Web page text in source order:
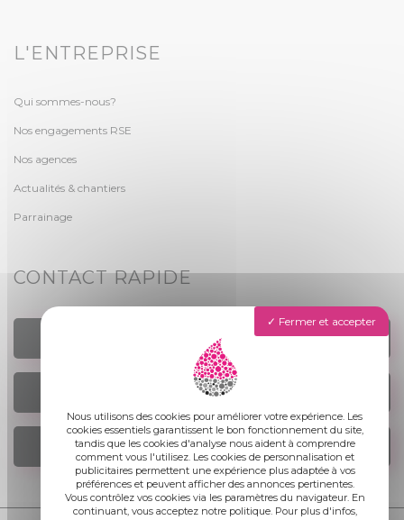
L'ENTREPRISE
Qui sommes-nous?
Nos engagements RSE
Nos agences
Actualités & chantiers
Parrainage
CONTACT RAPIDE
TROUVER UN AGENCE
NOUS ÉCRIRE
NOUS REJOINDRE
Fermer et accepter
Nous utilisons des cookies pour améliorer votre expérience. Les
cookies essentiels garantissent le bon fonctionnement du site,
tandis que les cookies d'analyse nous aident à comprendre
comment vous l'utilisez. Les cookies de personnalisation et
publicitaires permettent une expérience plus adaptée à vos
préférences et peuvent afficher des annonces pertinentes.
Vous contrôlez vos cookies via les paramètres du navigateur. En
continuant, vous acceptez notre politique. Pour plus d'infos,